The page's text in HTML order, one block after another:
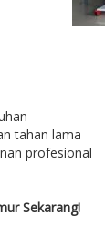
tahan lama
profesional
Sekarang!